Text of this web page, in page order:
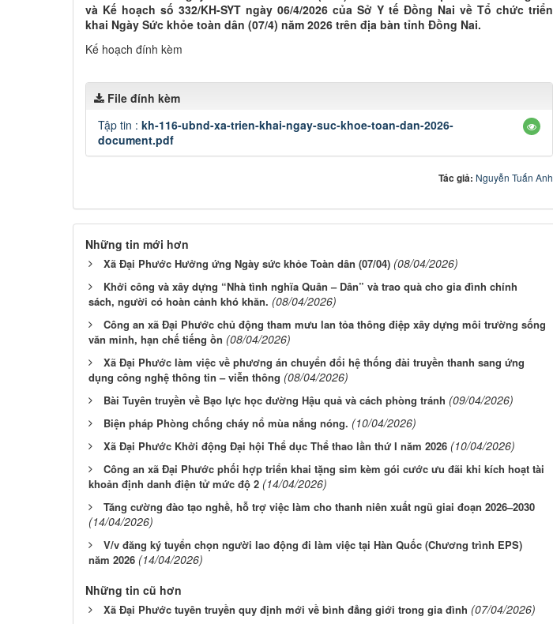
và Kế hoạch số 332/KH-SYT ngày 06/4/2026 của Sở Y tế Đồng Nai về Tổ chức triển
khai Ngày Sức khỏe toàn dân (07/4) năm 2026 trên địa bàn tỉnh Đồng Nai.
Kế hoạch đính kèm
File đính kèm
Tập tin : kh-116-ubnd-xa-trien-khai-ngay-suc-khoe-toan-dan-2026-
document.pdf
Tác giả: Nguyễn Tuấn Anh
Những tin mới hơn
Xã Đại Phước Hưởng ứng Ngày sức khỏe Toàn dân (07/04) (08/04/2026)
Khởi công và xây dựng “Nhà tình nghĩa Quân – Dân” và trao quà cho gia đình chính
sách, người có hoàn cảnh khó khăn. (08/04/2026)
Công an xã Đại Phước chủ động tham mưu lan tỏa thông điệp xây dựng môi trường sống
văn minh, hạn chế tiếng ồn (08/04/2026)
Xã Đại Phước làm việc về phương án chuyển đổi hệ thống đài truyền thanh sang ứng
dụng công nghệ thông tin – viễn thông (08/04/2026)
Bài Tuyên truyền về Bạo lực học đường Hậu quả và cách phòng tránh (09/04/2026)
Biện pháp Phòng chống cháy nổ mùa nắng nóng. (10/04/2026)
Xã Đại Phước Khởi động Đại hội Thể dục Thể thao lần thứ I năm 2026 (10/04/2026)
Công an xã Đại Phước phối hợp triển khai tặng sim kèm gói cước ưu đãi khi kích hoạt tài
khoản định danh điện tử mức độ 2 (14/04/2026)
Tăng cường đào tạo nghề, hỗ trợ việc làm cho thanh niên xuất ngũ giai đoạn 2026–2030
(14/04/2026)
V/v đăng ký tuyển chọn người lao động đi làm việc tại Hàn Quốc (Chương trình EPS)
năm 2026 (14/04/2026)
Những tin cũ hơn
Xã Đại Phước tuyên truyền quy định mới về bình đẳng giới trong gia đình (07/04/2026)